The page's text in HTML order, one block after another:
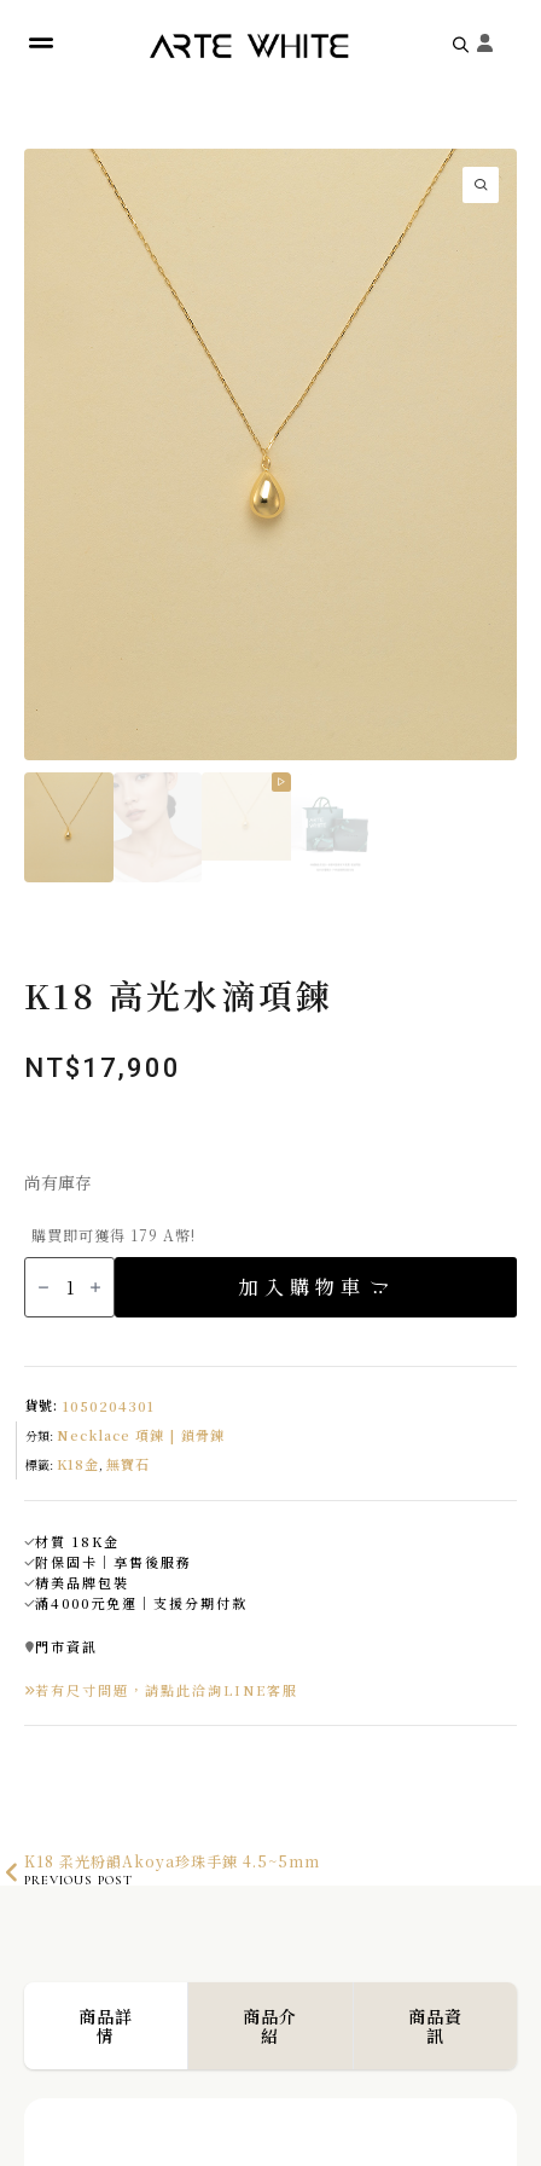
K18 高光水滴項鍊
NT$ 17,900
尚有庫存
購買即可獲得 179 A幣!
K18
滴
數
加入購物車
貨號: 1050204301
分類: Necklace 項鍊 | 鎖骨鍊
標籤: K18金, 無寶石
材質 18K金
附保固卡｜享售後服務
精美品牌包裝
滿4000元免運｜支援分期付款
門市資訊
若有尺寸問題，請點此洽詢LINE客服
K18 柔光粉韻Akoya珍珠手鍊 4.5~5mm
PREVIOUS POST
商品詳
情
商品介
紹
商品資
訊